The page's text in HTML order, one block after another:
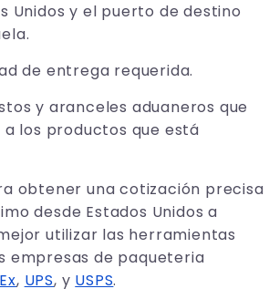
Unidos y el puerto de destino
de entrega requerida.
y aranceles aduaneros que
a los productos que está
obtener una cotización precisa
desde Estados Unidos a
utilizar las herramientas
empresas de paqueteria
, UPS, y USPS.